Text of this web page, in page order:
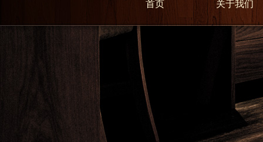
首页 关于我们